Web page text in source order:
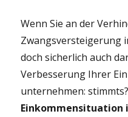
Wenn Sie an der
Zwangsversteigerung
doch sicherlich auch
Verbesserung Ihrer
unternehmen:
Einkommensituation